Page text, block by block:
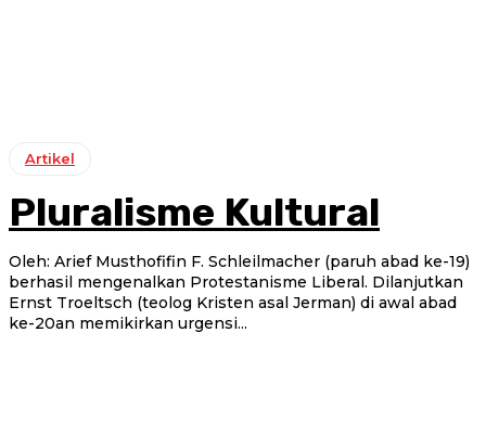
Artikel
Pluralisme Kultural
Oleh: Arief Musthofifin F. Schleilmacher (paruh abad ke-19)
berhasil mengenalkan Protestanisme Liberal. Dilanjutkan
Ernst Troeltsch (teolog Kristen asal Jerman) di awal abad
ke-20an memikirkan urgensi...